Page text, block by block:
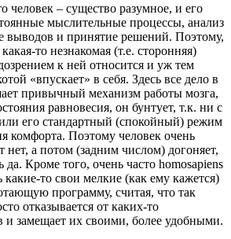
человек – существо разумное, и его
мыслительные процессы, анализ
выводов и принятие решений. Поэтому,
то незнакомая (т.е. сторонняя)
к ней относится и уж тем
«впускает» в себя. Здесь все дело в
привычный механизм работы мозга,
равновесия, он бунтует, т.к. ни с
его стандартный (спокойный) режим
комфорта. Поэтому человек очень
нет, а потом (задним числом) догоняет,
да. Кроме того, очень часто homosapiens
какие-то свои мелкие (как ему кажется)
программу, считая, что так
отказывается от каких-то
и замещает их своими, более удобными.